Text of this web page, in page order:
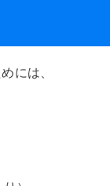
には、